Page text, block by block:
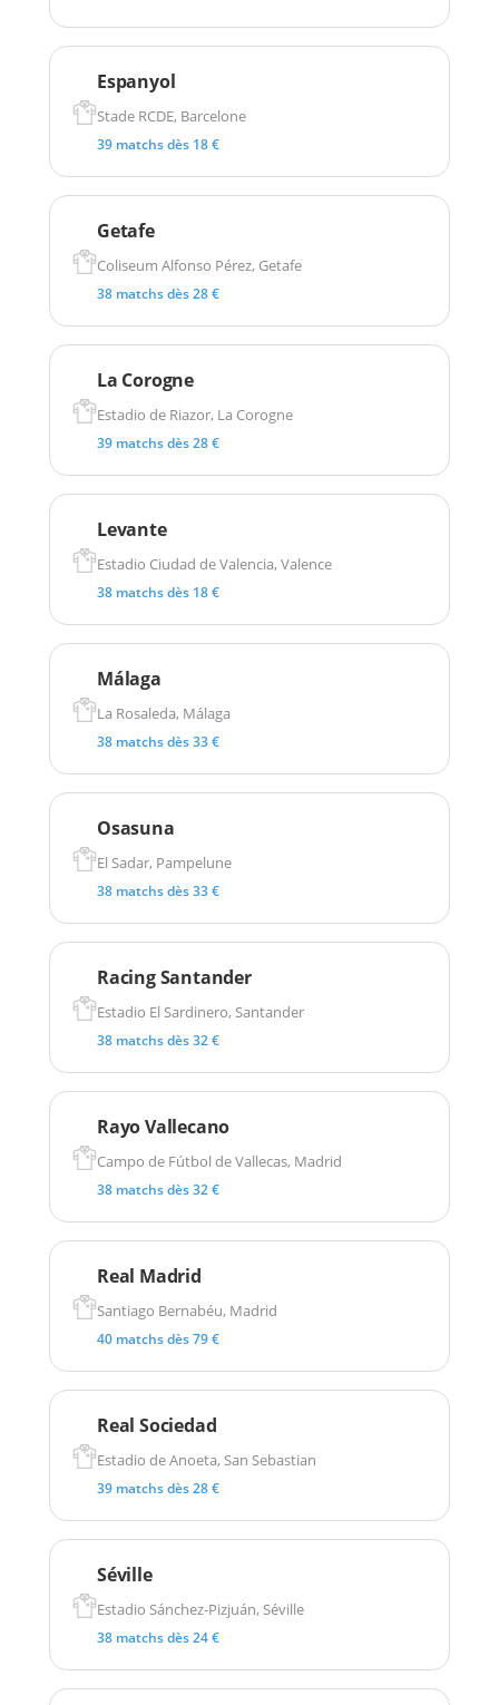
Espanyol
Stade RCDE, Barcelone
39 matchs dès 18 €
Getafe
Coliseum Alfonso Pérez, Getafe
38 matchs dès 28 €
La Corogne
Estadio de Riazor, La Corogne
39 matchs dès 28 €
Levante
Estadio Ciudad de Valencia, Valence
38 matchs dès 18 €
Málaga
La Rosaleda, Málaga
38 matchs dès 33 €
Osasuna
El Sadar, Pampelune
38 matchs dès 33 €
Racing Santander
Estadio El Sardinero, Santander
38 matchs dès 32 €
Rayo Vallecano
Campo de Fútbol de Vallecas, Madrid
38 matchs dès 32 €
Real Madrid
Santiago Bernabéu, Madrid
40 matchs dès 79 €
Real Sociedad
Estadio de Anoeta, San Sebastian
39 matchs dès 28 €
Séville
Estadio Sánchez-Pizjuán, Séville
38 matchs dès 24 €